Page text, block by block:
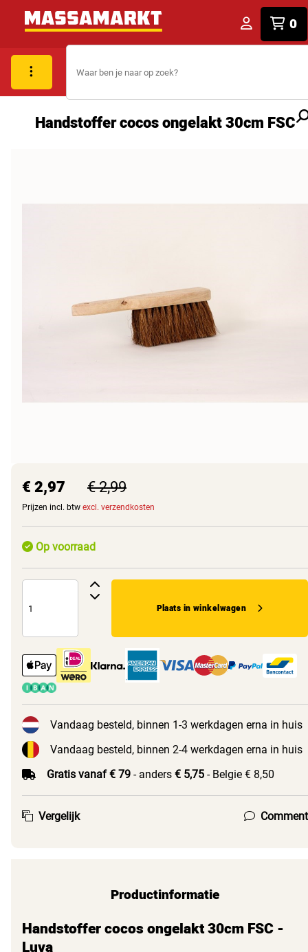
0
Handstoffer cocos ongelakt 30cm FSC
€ 2,97 € 2,99
Prijzen incl. btw excl. verzendkosten
Op voorraad
Plaats in winkelwagen
Vandaag besteld, binnen 1-3 werkdagen erna in huis
Vandaag besteld, binnen 2-4 werkdagen erna in huis
Gratis vanaf € 79 - anders € 5,75 - Belgie € 8,50
Vergelijk Comment
Productinformatie
Handstoffer cocos ongelakt 30cm FSC -
Luva